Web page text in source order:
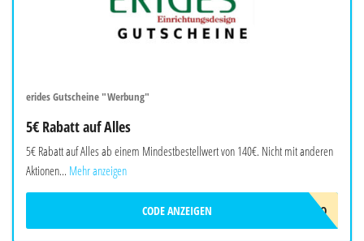
erides Gutscheine "Werbung"
5€ Rabatt auf Alles
5€ Rabatt auf Alles ab einem Mindestbestellwert von 140€. Nicht mit anderen
Aktionen... Mehr anzeigen
ERIDES-5EURO
CODE ANZEIGEN